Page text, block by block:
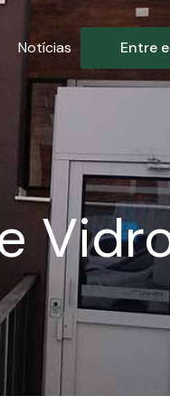
Notícias Entre